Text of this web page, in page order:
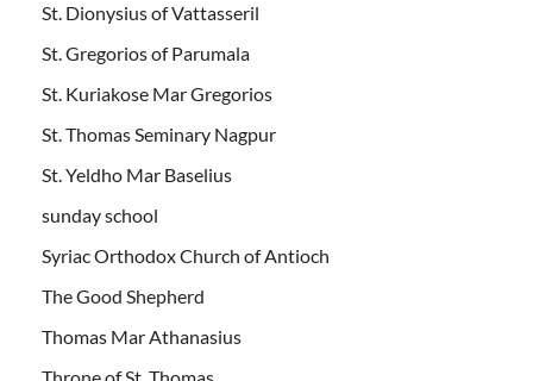
St. Dionysius of Vattasseril
St. Gregorios of Parumala
St. Kuriakose Mar Gregorios
St. Thomas Seminary Nagpur
St. Yeldho Mar Baselius
sunday school
Syriac Orthodox Church of Antioch
The Good Shepherd
Thomas Mar Athanasius